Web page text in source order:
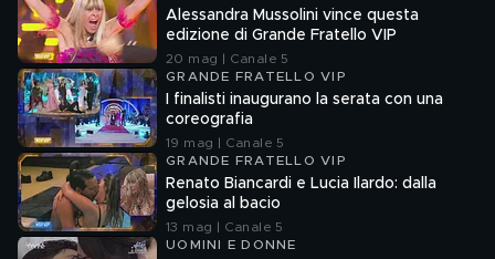
Alessandra Mussolini vince questa
edizione di Grande Fratello VIP
20 mag | Canale 5
GRANDE FRATELLO VIP
I finalisti inaugurano la serata con una
coreografia
19 mag | Canale 5
GRANDE FRATELLO VIP
Renato Biancardi e Lucia Ilardo: dalla
gelosia al bacio
13 mag | Canale 5
UOMINI E DONNE